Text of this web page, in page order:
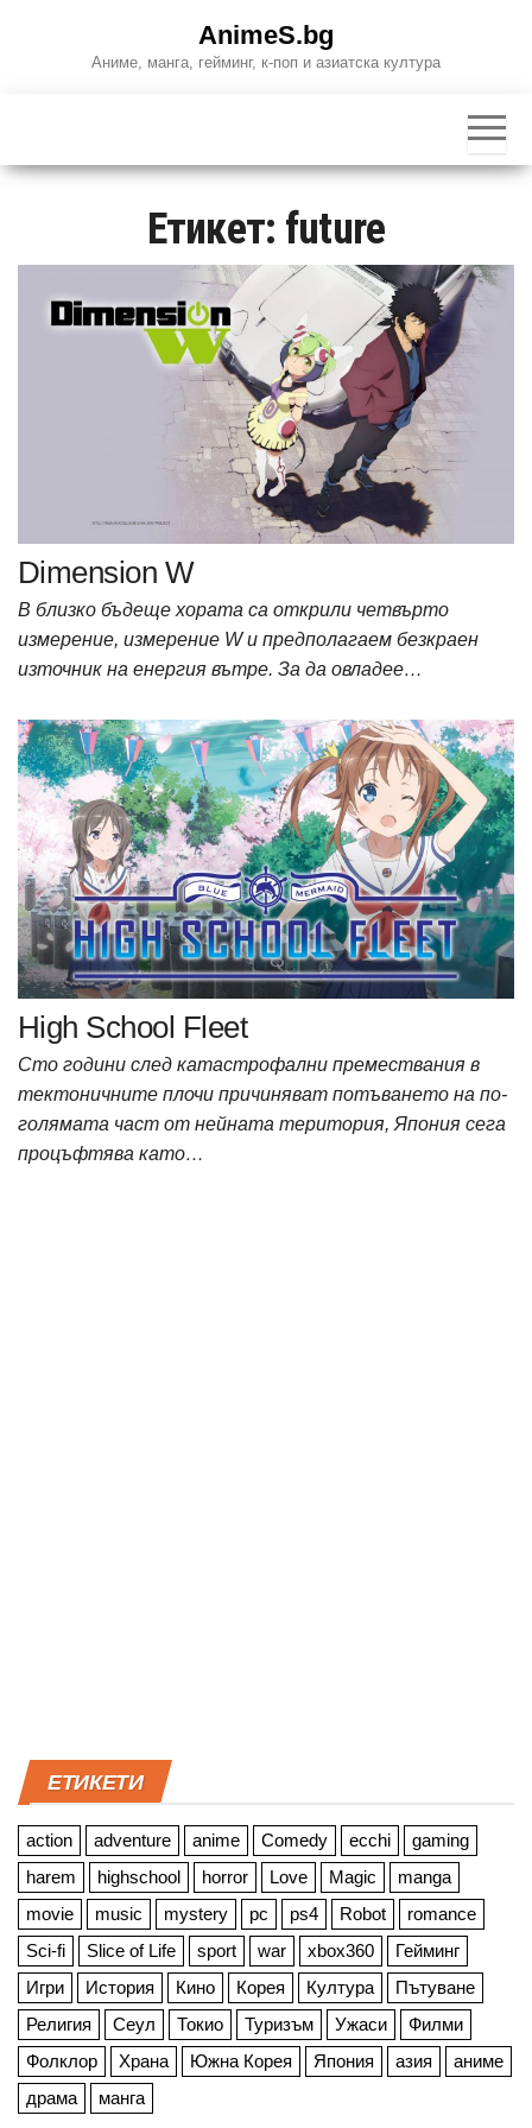
AnimeS.bg
Аниме, манга, гейминг, к-поп и азиатска култура
Етикет: future
Dimension W
В близко бъдеще хората са открили четвърто
измерение, измерение W и предполагаем безкраен
източник на енергия вътре. За да овладее…
High School Fleet
Сто години след катастрофални премествания в
тектоничните плочи причиняват потъването на по-
голямата част от нейната територия, Япония сега
процъфтява като…
ЕТИКЕТИ
action adventure anime Comedy ecchi
gaming
harem
highschool horror Love Magic
manga
movie
music mystery pc ps4 Robot
romance
Sci-fi
Slice of Life sport war xbox360
Гейминг
Игри
История Кино Корея Култура
Пътуване
Религия
Сеул Токио Туризъм Ужаси
Филми
Фолклор
Храна Южна Корея Япония азия
аниме
драма
манга